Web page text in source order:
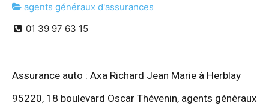
agents généraux d'assurances
01 39 97 63 15
Assurance auto : Axa Richard Jean Marie à Herblay
95220, 18 boulevard Oscar Thévenin, agents généraux